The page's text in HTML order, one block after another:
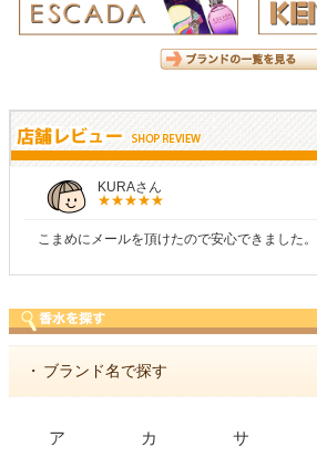
KURAさん
こまめにメールを頂けたので安心できました。
・ ブランド名で探す
ア カ サ